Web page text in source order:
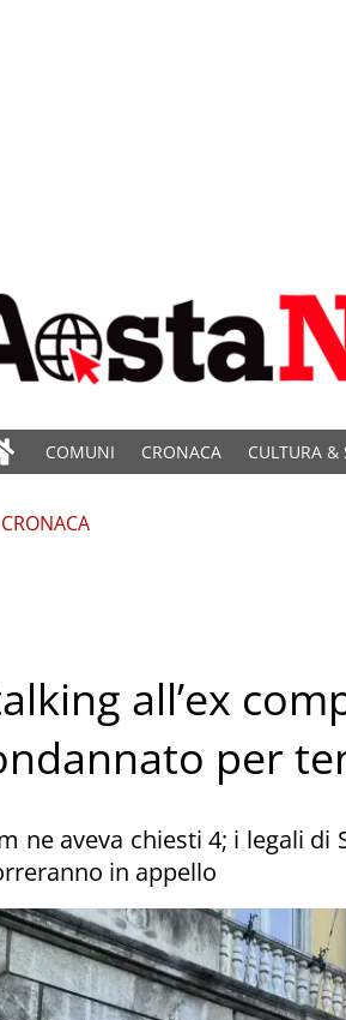
COMUNI CRONACA CULTURA &
CRONACA
all’ex
per
ne aveva chiesti 4; i legali
in appello